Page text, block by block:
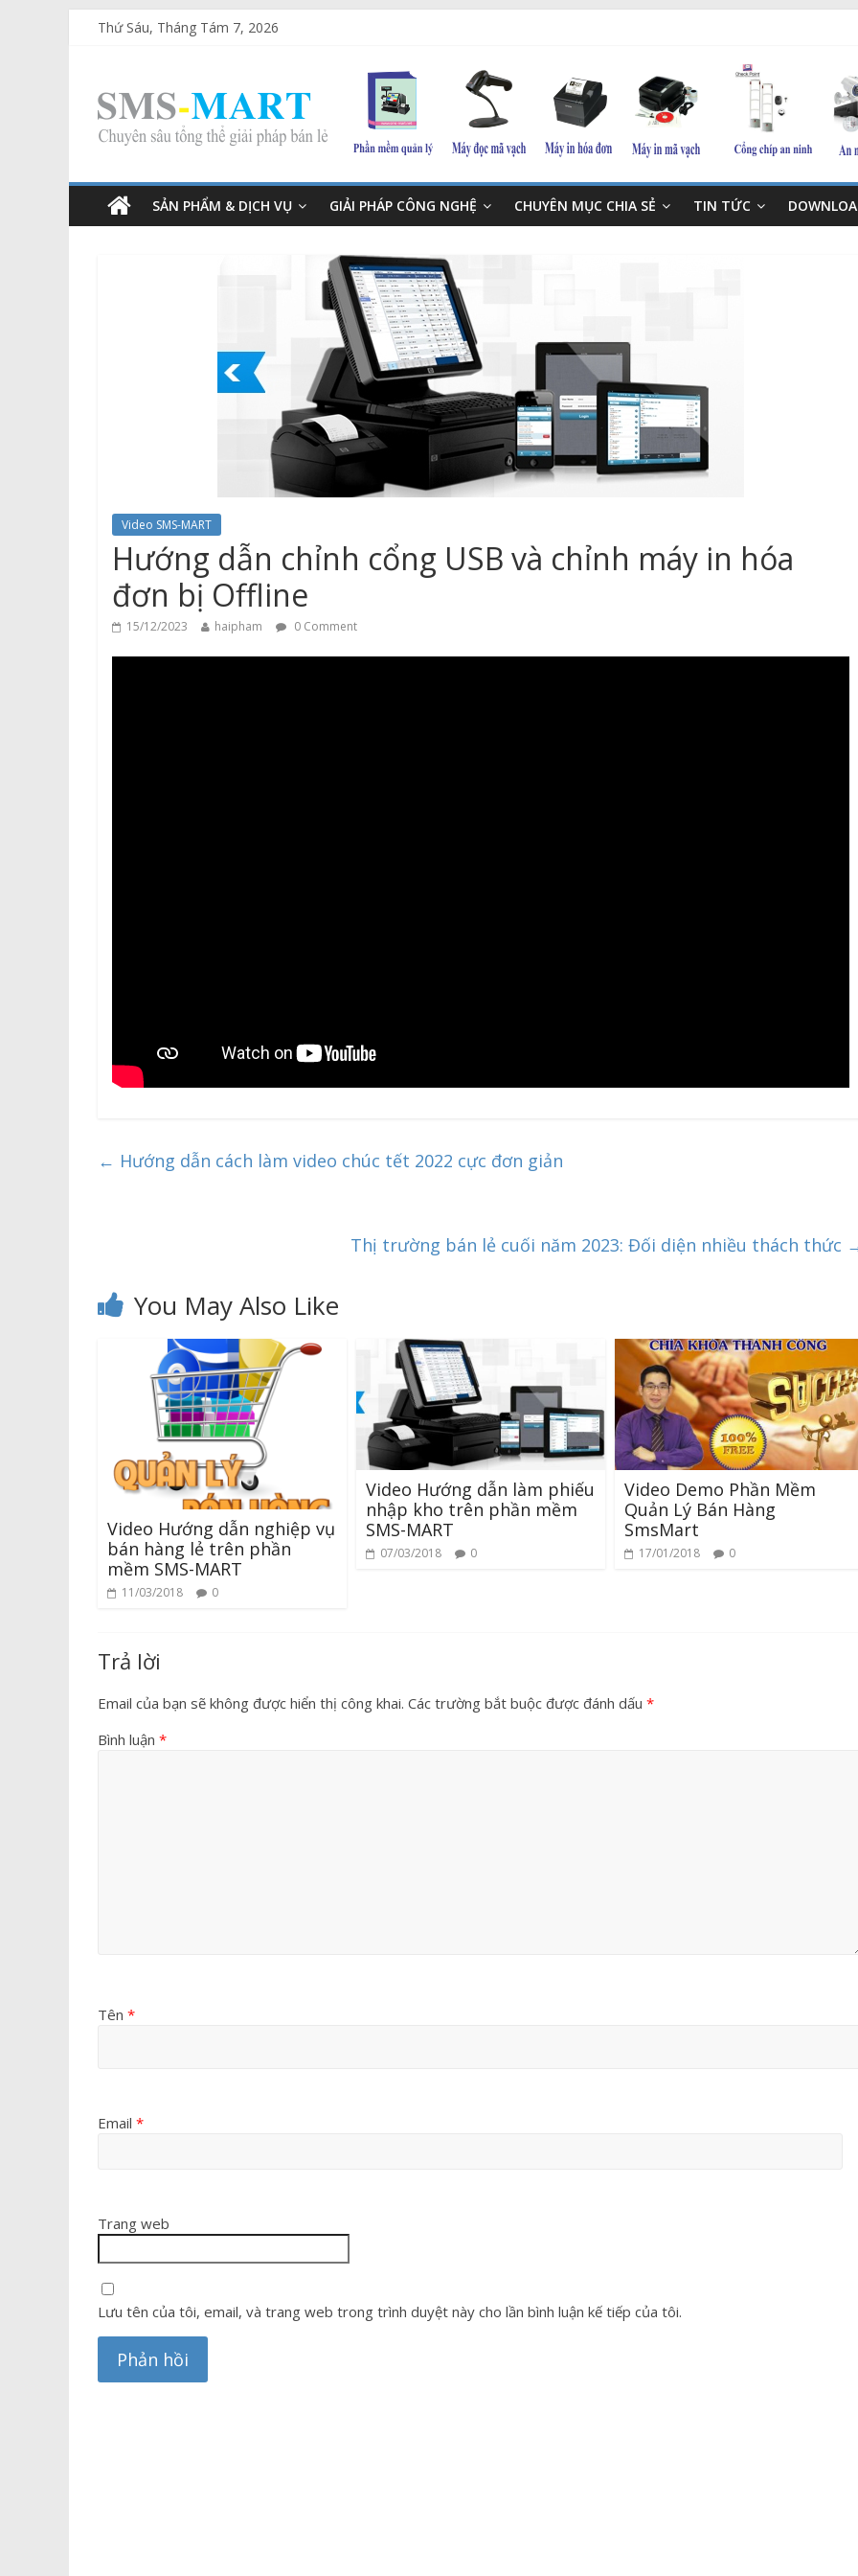
Thứ Sáu, Tháng Tám 7, 2026
SẢN PHẨM & DỊCH VỤ GIẢI PHÁP CÔNG NGHỆ CHUYÊN MỤC CHIA SẺ TIN TỨC
Video SMS-MART
Hướng dẫn chỉnh cổng USB và chỉnh máy in hóa
đơn bị Offline
15/12/2023 haipham 0 Comment
← Hướng dẫn cách làm video chúc tết 2022 cực đơn giản
Thị trường bán lẻ cuối năm 2023: Đối diện nhiều thách thức
You May Also Like
Video Hướng dẫn nghiệp vụ
bán hàng lẻ trên phần
mềm SMS-MART
11/03/2018 0
Video Hướng dẫn làm phiếu
nhập kho trên phần mềm
SMS-MART
07/03/2018 0
Video Demo Phần Mềm
Quản Lý Bán Hàng
SmsMart
17/01/2018 0
Trả lời
Email của bạn sẽ không được hiển thị công khai. Các trường bắt buộc được đánh dấu *
Bình luận *
Tên *
Email *
Trang web
Lưu tên của tôi, email, và trang web trong trình duyệt này cho lần bình luận kế tiếp của tôi.
MÁY IN HÓA ĐƠN